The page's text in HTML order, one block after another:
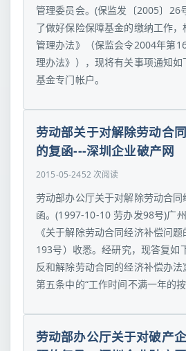
管理委员会。(保监发〔2005〕26
了做好保险保障基金的缴纳工作
管理办法》（保监会令2004年第
理办法》），现将有关事项通知
基金专门帐户。
劳动部关于对解除劳动合
的复函---深圳企业破产网
2015-05-2452 次阅读
劳动部办公厅关于对解除劳动合
函。(1997-10-10 劳办发98号)广
《关于解除劳动合同经济补偿问
193号）收悉。经研究，现答复如
反和解除劳动合同的经济补偿办法
第五条中的“工作时间不满一年的
劳动部办公厅关于对破产